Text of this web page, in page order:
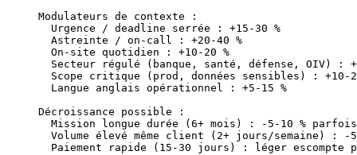
Modulateurs de contexte :
  Urgence / deadline serrée : +15-30 %
  Astreinte / on-call : +20-40 %
  On-site quotidien : +10-20 %
Secteur régulé (banque, santé, défense, OIV) :
Scope critique (prod, données sensibles) : +10-
  Langue anglais opérationnel : +5-15 %
Décroissance possible :
Mission longue durée (6+ mois) : -5-10 %
Volume élevé même client (2+ jours/semaine) : -
Paiement rapide (15-30 jours) : léger escompte